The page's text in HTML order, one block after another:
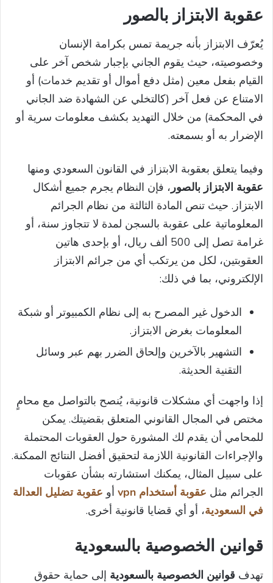
عقوبة الابتزاز بالصور
يُعرّف الابتزاز بأنه جريمة تمس بكرامة الإنسان
وخصوصيته، حيث يقوم الجاني بإجبار شخص آخر على
القيام بفعل معين (مثل دفع أموال أو تقديم خدمات) أو
الامتناع عن فعل آخر (كالتخلي عن الشهادة ضد الجاني
في المحكمة) من خلال التهديد بكشف معلومات سرية أو
الإضرار به أو بسمعته.
وفيما يتعلق بعقوبة الابتزاز في القانون السعودي ومنها
عقوبة الابتزاز بالصور ، فإن النظام يجرم جميع أشكال
الابتزاز. حيث تنص المادة الثالثة من نظام الجرائم
المعلوماتية على عقوبة بالسجن لمدة لا تتجاوز سنة، أو
غرامة تصل إلى 500 ألف ريال، أو بإحدى هاتين
العقوبتين، لكل من يرتكب أي من جرائم الابتزاز
الإلكتروني، بما في ذلك:
الدخول غير المصرح به إلى نظام الكمبيوتر أو شبكة
المعلومات بغرض الابتزاز.
التشهير بالآخرين وإلحاق الضرر بهم عبر وسائل
التقنية الحديثة.
إذا واجهت أي مشكلات قانونية، يُنصح بالتواصل مع محامٍ
مختص في المجال القانوني المتعلق بقضيتك. يمكن
للمحامي أن يقدم لك المشورة حول العقوبات المحتملة
والإجراءات القانونية اللازمة لتحقيق أفضل النتائج الممكنة.
على سبيل المثال، يمكنك استشارته بشأن عقوبات
الجرائم مثل عقوبة أستخدام vpn أو عقوبة تضليل العدالة
في السعودية، أو أي قضايا قانونية أخرى.
قوانين الخصوصية بالسعودية
تهدف قوانين الخصوصية بالسعودية إلى حماية حقوق